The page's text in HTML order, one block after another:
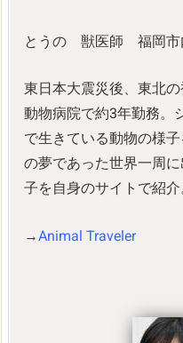
とうの 獣医師 福岡市
東日本大震災後、東北
動物病院で約3年勤務。
で生きている動物の様
の夢であった世界一周
子を自身のサイトで紹介
→Animal Traveler